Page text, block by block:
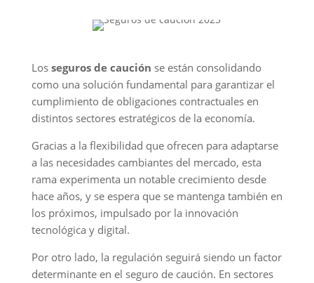
Los seguros de caución se están consolidando
como una solución fundamental para garantizar el
cumplimiento de obligaciones contractuales en
distintos sectores estratégicos de la economía.
Gracias a la flexibilidad que ofrecen para adaptarse
a las necesidades cambiantes del mercado, esta
rama experimenta un notable crecimiento desde
hace años, y se espera que se mantenga también en
los próximos, impulsado por la innovación
tecnológica y digital.
Por otro lado, la regulación seguirá siendo un factor
determinante en el seguro de caución. En sectores